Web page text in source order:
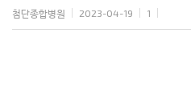
첨단종합병원 2023-04-19 1